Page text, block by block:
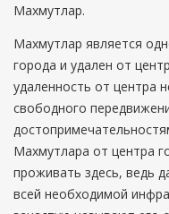
Махмутлар.
Махмутлар является
города и удален от
удаленность от центра
свободного
Махмутлара от центра
проживать здесь, ведь
всей необходимой